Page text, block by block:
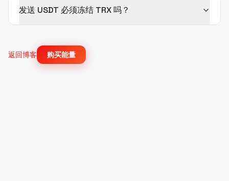
发送 USDT 必须冻结 TRX 吗？
返回博客 购买能量